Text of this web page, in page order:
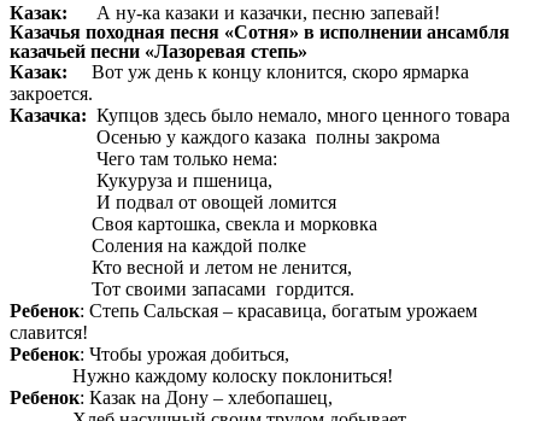
Казак: А ну-ка казаки и казачки, песню запевай!
Казачья походная песня «Сотня» в исполнении ансамбля
казачьей песни «Лазоревая степь»
Казак:
Вот уж день к концу клонится, скоро ярмарка
закроется.
Казачка: Купцов здесь было немало, много ценного товара
Осенью у каждого казака полны закрома
Чего там только нема:
Кукуруза и пшеница,
И подвал от овощей ломится
Своя картошка, свекла и морковка
Соления на каждой полке
Кто весной и летом не ленится,
Тот своими запасами гордится.
Ребенок: Степь Сальская – красавица, богатым урожаем
славится!
Ребенок: Чтобы урожая добиться,
Нужно каждому колоску поклониться!
Ребенок: Казак на Дону – хлебопашец,